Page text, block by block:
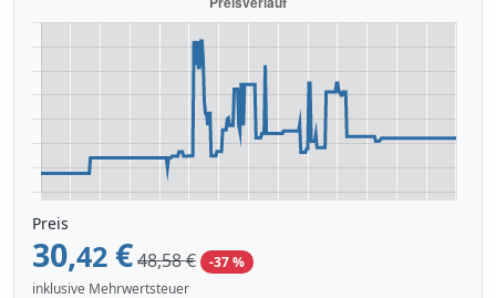
Preis
30,42 €48,58 €
-37 %
inklusive Mehrwertsteuer